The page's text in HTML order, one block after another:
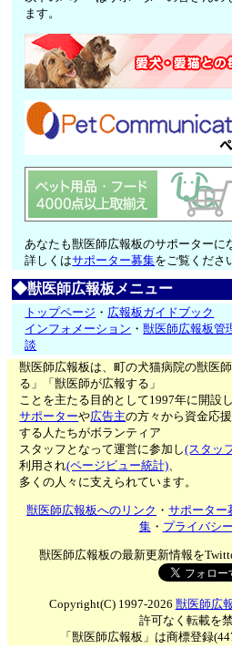
ます。
あなたも獣医師広報板のサポーターに
詳しくはサポーター募集をご覧くださ
◆獣医師広報板メニュー
トップページ ・ 広報板ガイドブック
インフォメーション ・獣医師広報板管
談
獣医師広報板は、町の犬猫病院の獣医師
る」「獣医師が広報する」
ことを主たる目的として1997年に開設
サポーターや広告主の方々から資金応
する人たちがボランティア
スタッフとなって運営に参加し(スタッ
利用され(ページビュー統計)、
多くの人々に支えられています。
獣医師広報板へのリンク ・サポーター
集・ プライバシ
獣医師広報板の最新更新情報を
Copyright(C) 1997-2026 獣医師広
許可なく転載を
「獣医師広報板」は商標登録